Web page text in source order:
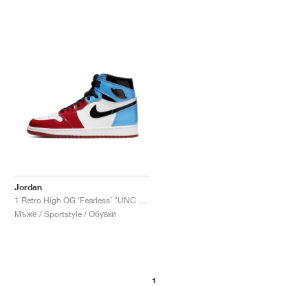
Jordan
Мъже / Sportstyle / Обувки
1